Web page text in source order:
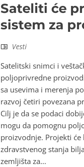
Sateliti će
sistem za
Vesti
Satelitski snimci i
poljoprivredne
sa usevima i merenja
razvoj četiri povezana
Cilj je da se podaci
mogu da pomognu
proizvodnje. Projekti
zdravstvenog stanja
zemljišta za...